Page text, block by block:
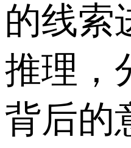
的线索
推理，
背后的